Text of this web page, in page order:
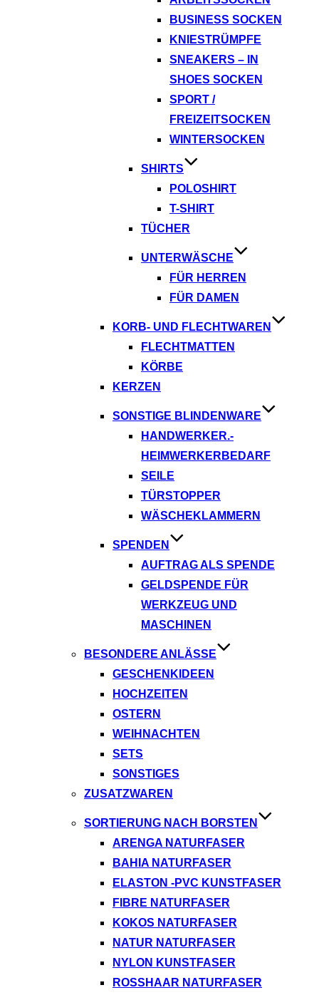
BUSINESS SOCKEN
KNIESTRÜMPFE
SNEAKERS – IN
SHOES SOCKEN
SPORT /
FREIZEITSOCKEN
WINTERSOCKEN
SHIRTS
POLOSHIRT
T-SHIRT
TÜCHER
UNTERWÄSCHE
FÜR HERREN
FÜR DAMEN
KORB- UND FLECHTWAREN
FLECHTMATTEN
KÖRBE
KERZEN
SONSTIGE BLINDENWARE
HANDWERKER.-
HEIMWERKERBEDARF
SEILE
TÜRSTOPPER
WÄSCHEKLAMMERN
SPENDEN
AUFTRAG ALS SPENDE
GELDSPENDE FÜR
WERKZEUG UND
MASCHINEN
BESONDERE ANLÄSSE
GESCHENKIDEEN
HOCHZEITEN
OSTERN
WEIHNACHTEN
SETS
SONSTIGES
ZUSATZWAREN
SORTIERUNG NACH BORSTEN
ARENGA NATURFASER
BAHIA NATURFASER
ELASTON -PVC KUNSTFASER
FIBRE NATURFASER
KOKOS NATURFASER
NATUR NATURFASER
NYLON KUNSTFASER
ROSSHAAR NATURFASER